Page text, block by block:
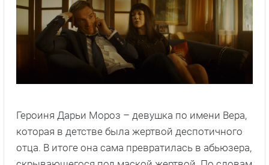
Героиня Дарьи Мороз – девушка по имени Вера,
которая в детстве была жертвой деспотичного
отца. В итоге она сама превратилась в абьюзера,